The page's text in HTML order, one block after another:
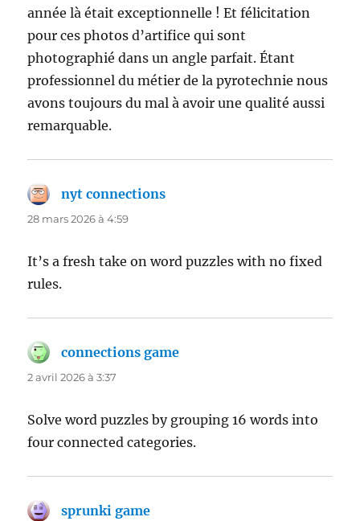
année là était exceptionnelle ! Et félicitation
pour ces photos d’artifice qui sont
photographié dans un angle parfait. Étant
professionnel du métier de la pyrotechnie nous
avons toujours du mal à avoir une qualité aussi
remarquable.
nyt connections
28 mars 2026 à 4:59
It’s a fresh take on word puzzles with no fixed
rules.
connections game
2 avril 2026 à 3:37
Solve word puzzles by grouping 16 words into
four connected categories.
sprunki game